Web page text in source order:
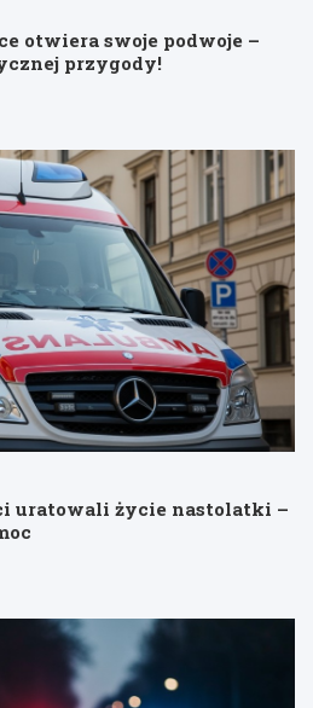
otwiera swoje podwoje –
przygody!
uratowali życie nastolatki –